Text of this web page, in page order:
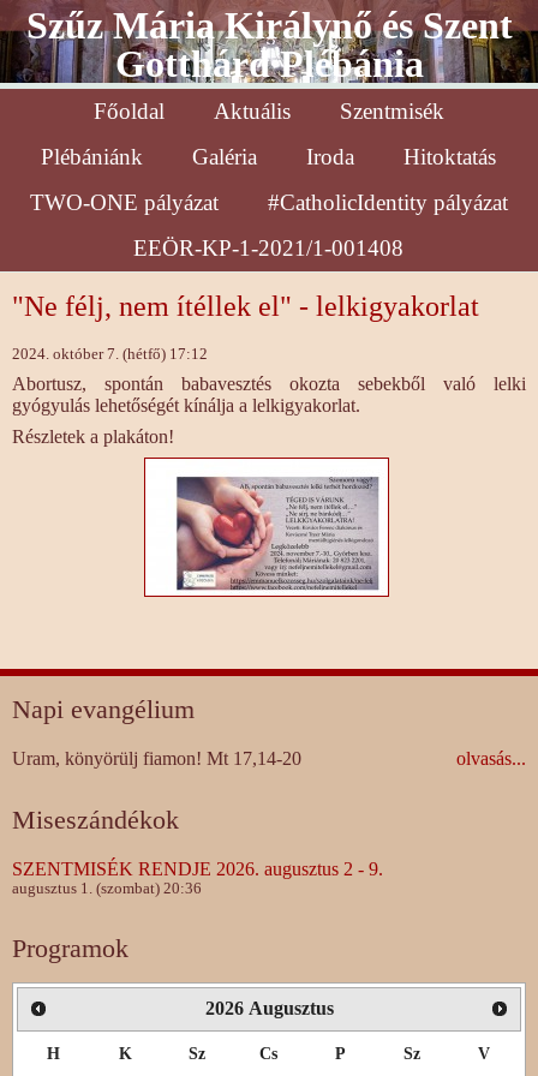
Szűz Mária Királynő és Szent
Gotthárd Plébánia
Főoldal Aktuális
Szentmisék
Plébániánk
Galéria Iroda
Hitoktatás
TWO-ONE pályázat
#CatholicIdentity pályázat
EEÖR-KP-1-2021/1-001408
"Ne félj, nem ítéllek el" - lelkigyakorlat
2024. október 7. (hétfő) 17:12
Abortusz, spontán babavesztés okozta sebekből való lelki
gyógyulás lehetőségét kínálja a lelkigyakorlat.
Részletek a plakáton!
Napi evangélium
Uram, könyörülj fiamon! Mt 17,14-20 olvasás...
Miseszándékok
SZENTMISÉK RENDJE 2026. augusztus 2 - 9.
augusztus 1. (szombat) 20:36
Programok
2026 Augusztus
H K Sz Cs P Sz V